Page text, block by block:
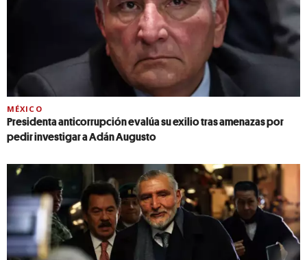
MÉXICO
Presidenta anticorrupción evalúa su exilio tras amenazas por
pedir investigar a Adán Augusto